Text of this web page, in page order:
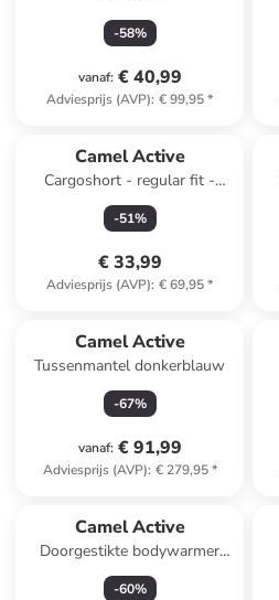
-58%
vanaf: € 40,99
Adviesprijs (AVP): € 99,95*
Camel Active
Cargoshort - regular fit -
lichtbruin
-51%
€ 33,99
Adviesprijs (AVP): € 69,95*
Camel Active
Tussenmantel donkerblauw
-67%
vanaf: € 91,99
Adviesprijs (AVP): € 279,95*
Camel Active
Doorgestikte bodywarmer
groen
-60%